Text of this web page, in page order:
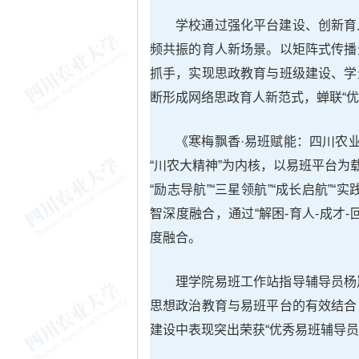
学校通过强化平台建设、创新
频共振的育人新场景。以矩阵式传
抓手，实现思政教育与班级建设、
断形成网络思政育人新范式，蝉联“
《寒梅飘香·易班赋能：四川农
“川农大精神”为内核，以易班平台为
“励志导航”“三星领航”“成长启航”“
智深度融合，通过“解困-育人-成才-
度融合。
理学院易班工作站指导辅导员
思想政治教育与易班平台的有效结
建设中表现突出荣获“优秀易班辅导员